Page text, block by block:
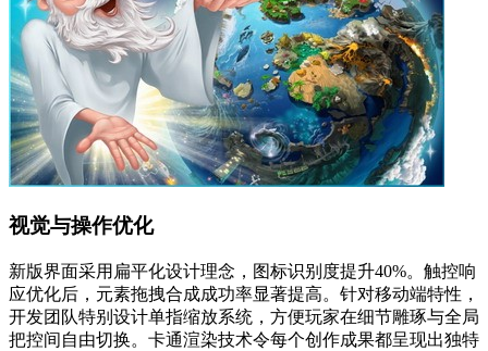
视觉与操作优化
新版界面采用扁平化设计理念，图标识别度提升40%。触控响
应优化后，元素拖拽合成成功率显著提高。针对移动端特性，
开发团队特别设计单指缩放系统，方便玩家在细节雕琢与全局
把控间自由切换。卡通渲染技术令每个创作成果都呈现出独特